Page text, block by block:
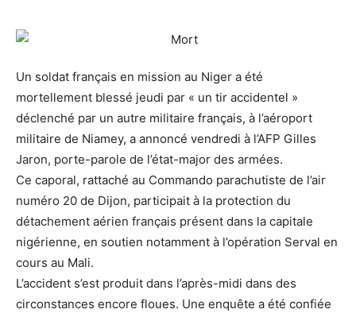
Un soldat français en mission au Niger a été
mortellement blessé jeudi par « un tir accidentel »
déclenché par un autre militaire français, à l’aéroport
militaire de Niamey, a annoncé vendredi à l’AFP Gilles
Jaron, porte-parole de l’état-major des armées.
Ce caporal, rattaché au Commando parachutiste de l’air
numéro 20 de Dijon, participait à la protection du
détachement aérien français présent dans la capitale
nigérienne, en soutien notamment à l’opération Serval en
cours au Mali.
L’accident s’est produit dans l’après-midi dans des
circonstances encore floues. Une enquête a été confiée